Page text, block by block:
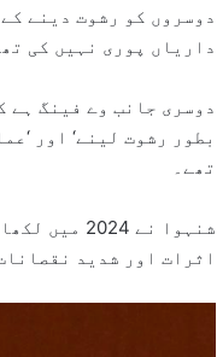
دوسروں کو رشوت دینے
داریاں پوری نہیں کی
بطور رشوت لینے‘ اور
تھے۔
شنہوا نے
اثرات اور شدید